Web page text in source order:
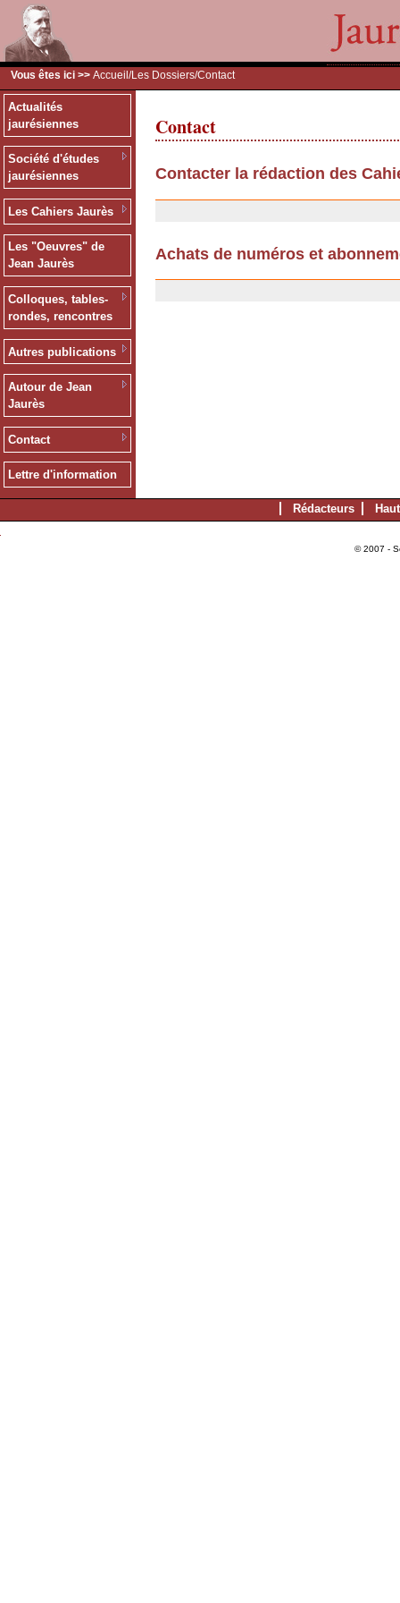
Vous êtes ici >> Accueil /Les Dossiers/Contact
Actualités
jaurésiennes
Société d'études
jaurésiennes
Les Cahiers Jaurès
Les "Oeuvres" de
Jean Jaurès
Colloques, tables-
rondes, rencontres
Autres publications
Autour de Jean
Jaurès
Contact
Lettre d'information
Contact
Contacter la rédaction des
Achats de numéros et
Rédacteurs
© 2007 -